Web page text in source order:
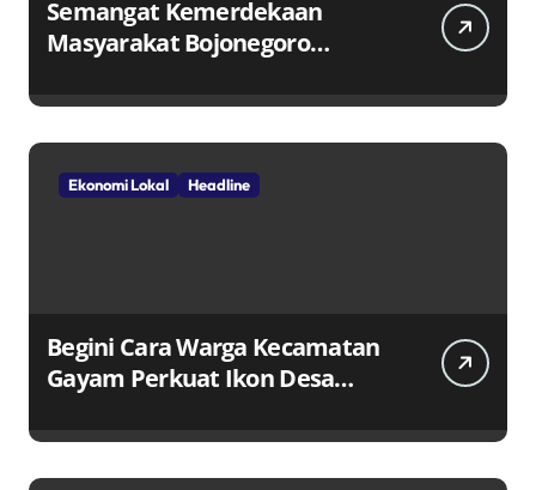
Semangat Kemerdekaan
Masyarakat Bojonegoro
Ekonomi Lokal Headline
Begini Cara Warga Kecamatan
Gayam Perkuat Ikon Desa
Melalui TPID